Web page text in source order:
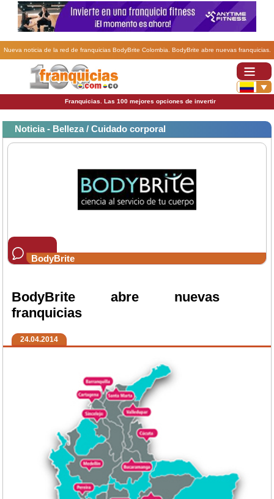
Nueva noticia de la red de franquicias BodyBrite Colombia. BodyBrite abre nuevas franquicias.
Franquicias. Las 100 mejores opciones de invertir
Noticia - Belleza / Cuidado corporal
BodyBrite
BodyBrite abre nuevas
franquicias
24.04.2014